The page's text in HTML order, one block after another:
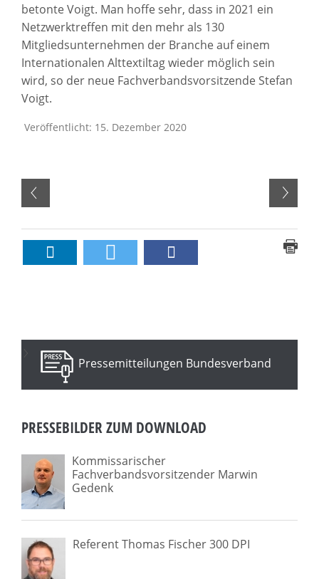
betonte Voigt. Man hoffe sehr, dass in 2021 ein
Netzwerktreffen mit den mehr als 130
Mitgliedsunternehmen der Branche auf einem
Internationalen Alttextiltag wieder möglich sein
wird, so der neue Fachverbandsvorsitzende Stefan
Voigt.
Veröffentlicht: 15. Dezember 2020
Pressemitteilungen Bundesverband
PRESSEBILDER ZUM DOWNLOAD
Kommissarischer
Fachverbandsvorsitzender Marwin
Gedenk
Referent Thomas Fischer 300 DPI